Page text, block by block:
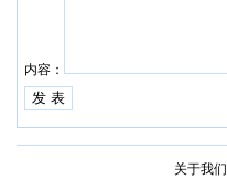
内容：
关于我们